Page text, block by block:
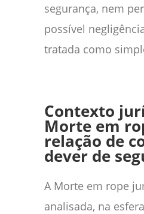
segurança, nem
possível
tratada como
Contexto
Morte em
relação de
dever de
A Morte em rope
analisada, na